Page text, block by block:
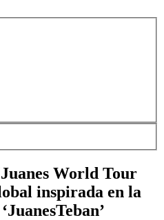
World Tour
inspirada en la